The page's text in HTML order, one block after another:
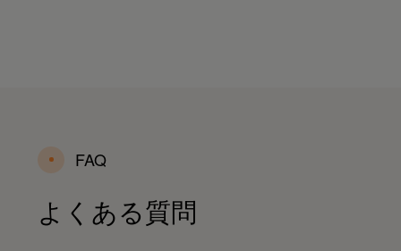
FAQ
よくある質問